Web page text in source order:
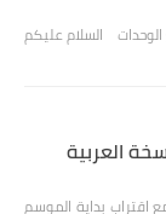
السلام عليكم
العربية
اقتراب بداية الموسم